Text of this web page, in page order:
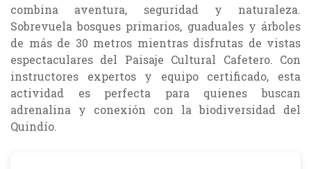
combina aventura, seguridad y naturaleza.
Sobrevuela bosques primarios, guaduales y árboles
de más de 30 metros mientras disfrutas de vistas
espectaculares del Paisaje Cultural Cafetero. Con
instructores expertos y equipo certificado, esta
actividad es perfecta para quienes buscan
adrenalina y conexión con la biodiversidad del
Quindío.